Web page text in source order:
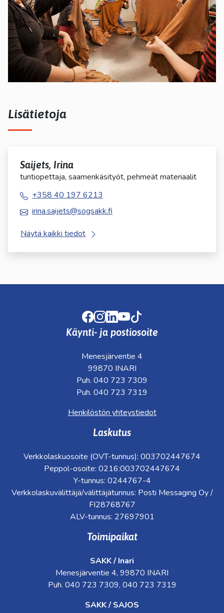
Lisätietoja
Saijets, Irina
tuntiopettaja, saamenkäsityöt, pehmeät materiaalit
+358 40 197 6213
irina.saijets@sogsakk.fi
Näytä kaikki tiedot
Facebook
Instagram
LinkedIn
Youtube
Käynti- ja postiosoite
Menesjärventie 4
99870 INARI
Puh. 040 723 7309
Puh. 040 723 7319
Henkilöstön yhteystiedot
Laskutus
Verkkolaskuosoite (OVT-tunnus): 003702447674
Peppol-osoite: 0216:003702447674
Y-tunnus: 0244767-4
Verkkolaskuvälittäjä/välittäjätunnus: Posti Messaging Oy /
FI28768767
ALV-tunnus: 27697901
Toimipaikat
SAKK / Inari
Menesjärventie 4, 99870 INARI
Puh. 040 723 7309, 040 723 7319
SAKK / SAJOS